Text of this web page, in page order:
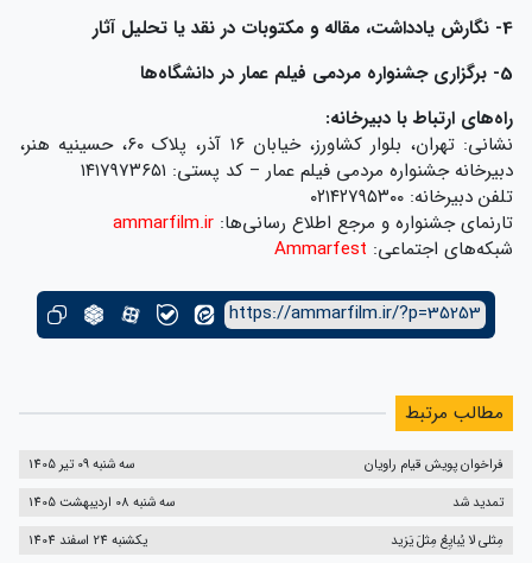
4- نگارش یادداشت، مقاله و مکتوبات در نقد یا تحلیل آثار
5- برگزاری جشنواره مردمی فیلم عمار در دانشگاه‌ها
راه‌های ارتباط با دبیرخانه:
نشانی: تهران، بلوار کشاورز، خیابان ۱۶ آذر، پلاک ۶۰، حسینیه هنر،
دبیرخانه جشنواره مردمی فیلم عمار – کد پستی: ۱۴۱۷۹۷۳۶۵۱
تلفن دبیرخانه: ۰۲۱۴۲۷۹۵۳۰۰
تارنمای جشنواره و مرجع اطلاع رسانی‌ها: ammarfilm.ir
شبکه‌های اجتماعی: Ammarfest
https://ammarfilm.ir/?p=35253
مطالب مرتبط
فراخوان پویش قیام راویان
سه شنبه 09 تیر 1405
تمدید شد
سه شنبه 08 اردیبهشت 1405
مِثلی لا یُبایِعُ مِثلَ یَزید
یکشنبه 24 اسفند 1404